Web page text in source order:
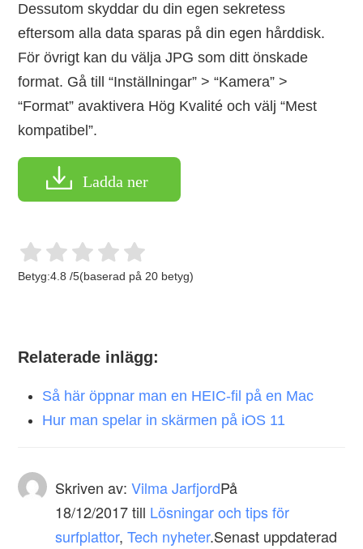
Dessutom skyddar du din egen sekretess
eftersom alla data sparas på din egen hårddisk.
För övrigt kan du välja JPG som ditt önskade
format. Gå till “Inställningar” > “Kamera” >
“Format” avaktivera Hög Kvalité och välj “Mest
kompatibel”.
Ladda ner
Betyg:4.8 /5(baserad på20 betyg)
Relaterade inlägg:
Så här öppnar man en HEIC-fil på en Mac
Hur man spelar in skärmen på iOS 11
Skriven av: Vilma JarfjordPå
18/12/2017 till Lösningar och tips för
surfplattor,Tech nyheter.Senast uppdaterad